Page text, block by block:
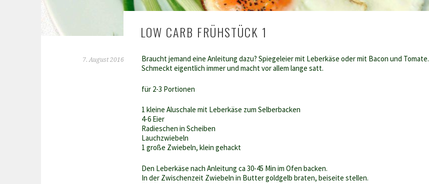
LOW CARB FRÜHSTÜCK 1
7. August 2016
Braucht jemand eine Anleitung dazu? Spiegeleier mit Leberkäse oder mit Bacon und Tomate.
Schmeckt eigentlich immer und macht vor allem lange satt.
für 2-3 Portionen
1 kleine Aluschale mit Leberkäse zum Selberbacken
4-6 Eier
Radieschen in Scheiben
Lauchzwiebeln
1 große Zwiebeln, klein gehackt
Den Leberkäse nach Anleitung ca 30-45 Min im Ofen backen.
In der Zwischenzeit Zwiebeln in Butter goldgelb braten, beiseite stellen.